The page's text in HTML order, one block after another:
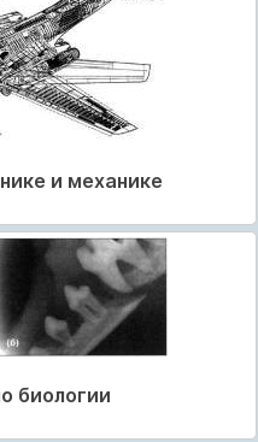
и механике
биологии